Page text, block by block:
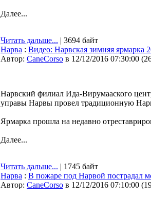
Далее...
Читать дальше... | 3694 байт
Нарва : Видео: Нарвская зимняя ярмарка
Автор: CaneCorso в 12/12/2016 07:30:00 (
Нарвский филиал Ида-Вирумааского
управы Нарвы провел традиционную
Ярмарка прошла на недавно
Далее...
Читать дальше... | 1745 байт
Нарва : В пожаре под Нарвой пострадал
Автор: CaneCorso в 12/12/2016 07:10:00 (